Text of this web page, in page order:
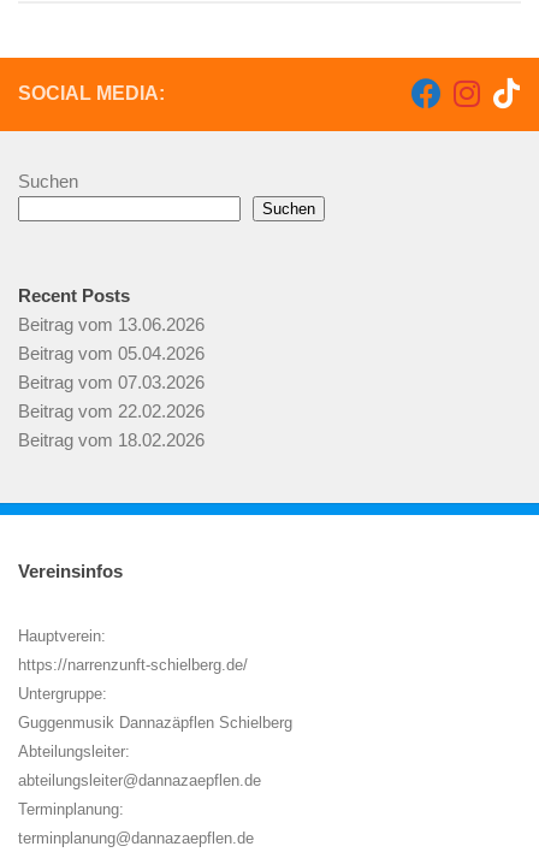
SOCIAL MEDIA:
Suchen
Suchen
Recent Posts
Beitrag vom 13.06.2026
Beitrag vom 05.04.2026
Beitrag vom 07.03.2026
Beitrag vom 22.02.2026
Beitrag vom 18.02.2026
Vereinsinfos
Hauptverein:
https://narrenzunft-schielberg.de/
Untergruppe:
Guggenmusik Dannazäpflen Schielberg
Abteilungsleiter:
abteilungsleiter@dannazaepflen.de
Terminplanung:
terminplanung@dannazaepflen.de